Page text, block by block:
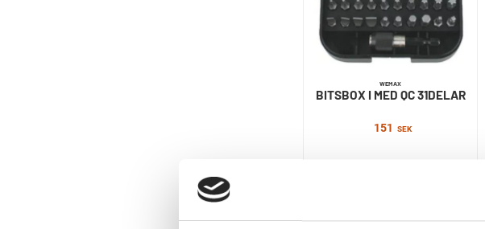
WEMAX
BITSBOX I MED QC 31DELAR
151 SEK